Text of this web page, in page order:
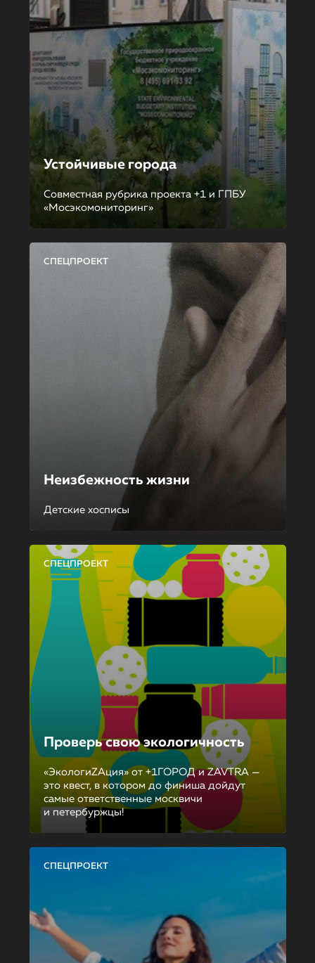
Устойчивые города
Совместная рубрика проекта +1 и ГПБУ
«Мосэкомониторинг»
СПЕЦПРОЕКТ
Неизбежность жизни
Детские хосписы
СПЕЦПРОЕКТ
Проверь свою экологичность
«ЭкологиZAция» от +1ГОРОД и ZAVTRA —
это квест, в котором до финиша дойдут
самые ответственные москвичи
и петербуржцы!
СПЕЦПРОЕКТ